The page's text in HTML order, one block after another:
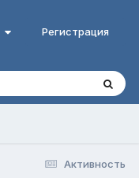
Регистрация
Активность